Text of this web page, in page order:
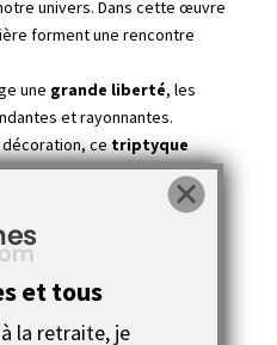
univers. Dans cette œuvre
forment une rencontre
une grande liberté, les
et rayonnantes.
décoration, cetriptyque
d’art qui va transformer
complètement.
couleur pour changer la vie.
ce triptyque coloré, plein
et chaudes.
et tous
la retraite, je